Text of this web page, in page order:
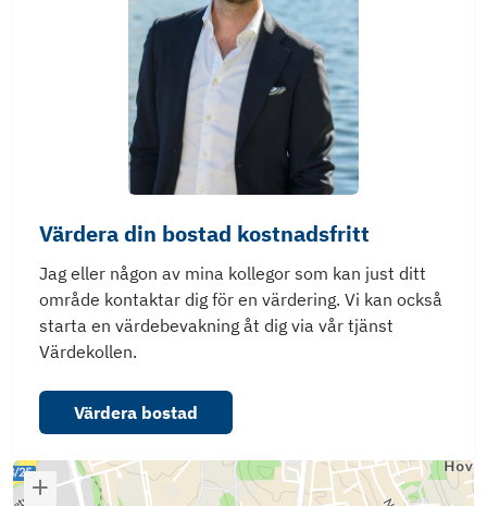
Värdera din bostad kostnadsfritt
Jag eller någon av mina kollegor som kan just ditt
område kontaktar dig för en värdering. Vi kan också
starta en värdebevakning åt dig via vår tjänst
Värdekollen.
Värdera bostad